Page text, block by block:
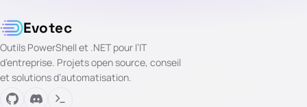
Evotec
Outils PowerShell et .NET pour l’IT
d’entreprise. Projets open source, conseil
et solutions d’automatisation.